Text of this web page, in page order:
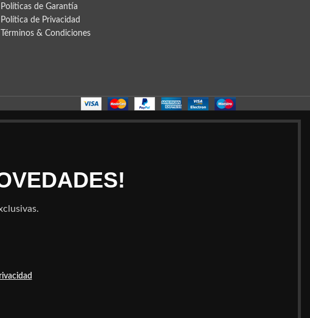
Políticas de Garantía
Política de Privacidad
Términos & Condiciones